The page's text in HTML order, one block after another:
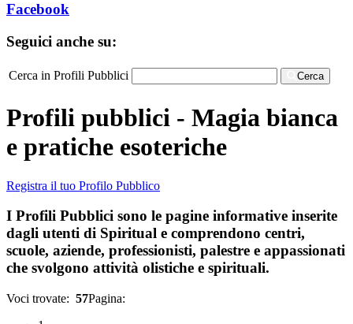
Facebook
Seguici anche su:
Cerca in Profili Pubblici Cerca
Profili pubblici - Magia bianca
e pratiche esoteriche
Registra il tuo Profilo Pubblico
I Profili Pubblici sono le pagine informative inserite
dagli utenti di Spiritual e comprendono centri,
scuole, aziende, professionisti, palestre e appassionati
che svolgono attività olistiche e spirituali.
Voci trovate: 57Pagina: